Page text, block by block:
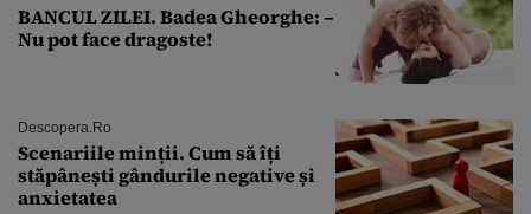
BANCUL ZILEI. Badea Gheorghe: –
Nu pot face dragoste!
Descopera.ro
Scenariile minții. Cum să îți
stăpânești gândurile negative și
anxietatea